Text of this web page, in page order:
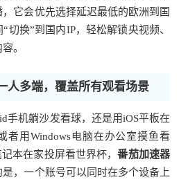
它会优先选择延迟最低的欧洲到国
切换”到国内IP，轻松解锁央视频、
。
人多端，覆盖所有观看场景
手机躺沙发看球，还是用iOS平板在
者用Windows电脑在办公室摸鱼看
本在家投屏看世界杯，番茄加速器
，一个账号可以同时在多个设备上